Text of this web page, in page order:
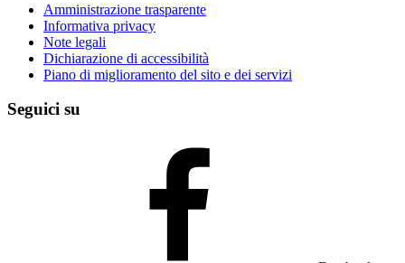
Amministrazione trasparente
Informativa privacy
Note legali
Dichiarazione di accessibilità
Piano di miglioramento del sito e dei servizi
Seguici su